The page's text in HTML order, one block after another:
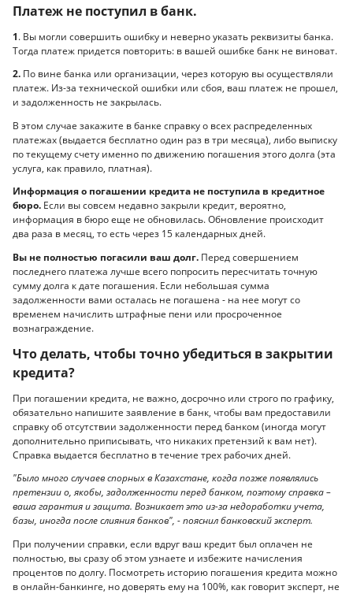
Платеж не поступил в банк.
1. Вы могли совершить ошибку и неверно указать реквизиты банка.
Тогда платеж придется повторить: в вашей ошибке банк не виноват.
2. По вине банка или организации, через которую вы осуществляли
платеж. Из-за технической ошибки или сбоя, ваш платеж не прошел,
и задолженность не закрылась.
В этом случае закажите в банке справку о всех распределенных
платежах (выдается бесплатно один раз в три месяца), либо выписку
по текущему счету именно по движению погашения этого долга (эта
услуга, как правило, платная).
Информация о погашении кредита не поступила в кредитное
бюро. Если вы совсем недавно закрыли кредит, вероятно,
информация в бюро еще не обновилась. Обновление происходит
два раза в месяц, то есть через 15 календарных дней.
Вы не полностью погасили ваш долг. Перед совершением
последнего платежа лучше всего попросить пересчитать точную
сумму долга к дате погашения. Если небольшая сумма
задолженности вами осталась не погашена - на нее могут со
временем начислить штрафные пени или просроченное
вознаграждение.
Что делать, чтобы точно убедиться в закрытии
кредита?
При погашении кредита, не важно, досрочно или строго по графику,
обязательно напишите заявление в банк, чтобы вам предоставили
справку об отсутствии задолженности перед банком (иногда могут
дополнительно приписывать, что никаких претензий к вам нет).
Справка выдается бесплатно в течение трех рабочих дней.
"Было много случаев спорных в Казахстане, когда позже появлялись
претензии о, якобы, задолженности перед банком, поэтому справка –
ваша гарантия и защита. Возникает это из-за недоработки учета,
базы, иногда после слияния банков", - пояснил банковский эксперт.
При получении справки, если вдруг ваш кредит был оплачен не
полностью, вы сразу об этом узнаете и избежите начисления
процентов по долгу. Посмотреть историю погашения кредита можно
в онлайн-банкинге, но доверять ему на 100%, как говорит эксперт, не